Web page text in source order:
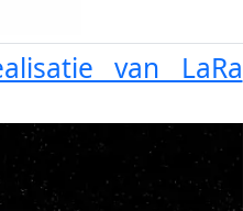
van LaRa